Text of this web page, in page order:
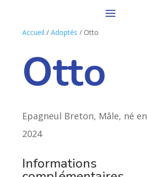
Accueil / Adoptés / Otto
Otto
Epagneul Breton, Mâle, né
2024
Informations